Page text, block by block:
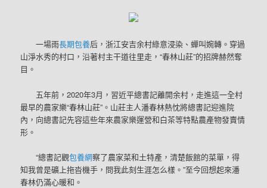
一場雨長期包養后，浙江安吉余村綠意浸染、蟬叫婉轉。穿過
山淨水秀的村口，沿著村主干道往里走，“春林山莊”的招牌赫然奪
目。
五年前，2020年3月，習近平總書記離開余村，走進這一全村
最早的農家樂“春林山莊”。山莊主人潘春林熱忱將總書記迎進院
內，向總書記先容這些年來農家樂運營和白茶等特點農產物發賣情
形。
“總書記觀包養網察了農家菜和土特產，清楚飯館的菜單，得
知我曾是礦上拖沓機手，問我此刻生涯怎么樣。”至今回想起來潘
春林仍滿心暖和。